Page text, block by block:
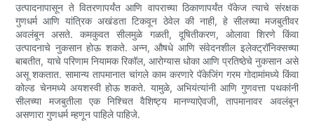
उत्पादनापासून ते वितरणापर्यंत आणि वापराच्या ठिकाणापर्यंत पॅकेज त्याचे संरक्षक
गुणधर्म आणि यांत्रिक अखंडता टिकवून ठेवेल की नाही, हे सीलच्या मजबुतीवर
अवलंबून असते. कमकुवत सीलमुळे गळती, दूषितीकरण, ओलावा शिरणे किंवा
उत्पादनाचे नुकसान होऊ शकते. अन्न, औषधे आणि संवेदनशील इलेक्ट्रॉनिक्सच्या
बाबतीत, याचे परिणाम नियामक रिकॉल, आरोग्यास धोका आणि प्रतिष्ठेचे नुकसान असे
असू शकतात. सामान्य तापमानात चांगले काम करणारे पॅकेजिंग गरम गोदामांमध्ये किंवा
कोल्ड चेनमध्ये अयशस्वी होऊ शकते. यामुळे, अभियंत्यांनी आणि गुणवत्ता पथकांनी
सीलच्या मजबुतीला एक निश्चित वैशिष्ट्य मानण्याऐवजी, तापमानावर अवलंबून
असणारा गुणधर्म म्हणून पाहिले पाहिजे.